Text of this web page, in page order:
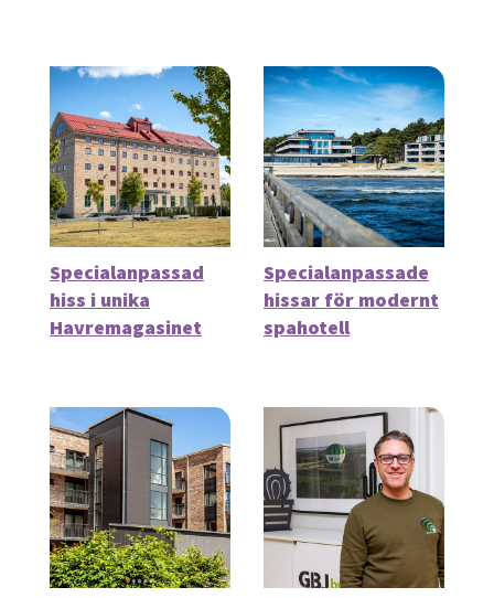
Specialanpassad
hiss i unika
Havremagasinet
Specialanpassade
hissar för modernt
spahotell